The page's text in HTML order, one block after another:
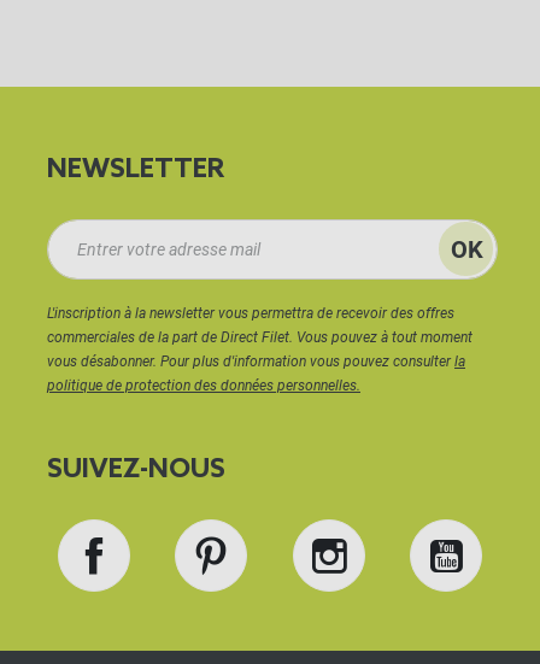
NEWSLETTER
L'inscription à la newsletter vous permettra de recevoir des offres
commerciales de la part de Direct Filet. Vous pouvez à tout moment
vous désabonner. Pour plus d'information vous pouvez consulterla
politique de protection des données personnelles.
SUIVEZ-NOUS